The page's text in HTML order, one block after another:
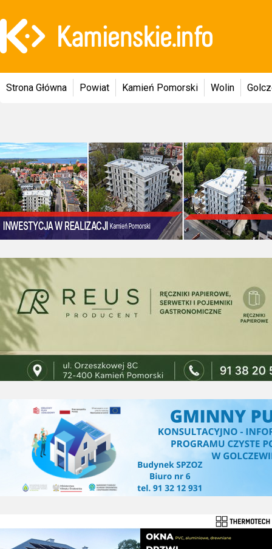
Strona Główna Powiat Kamień Pomorski Wolin